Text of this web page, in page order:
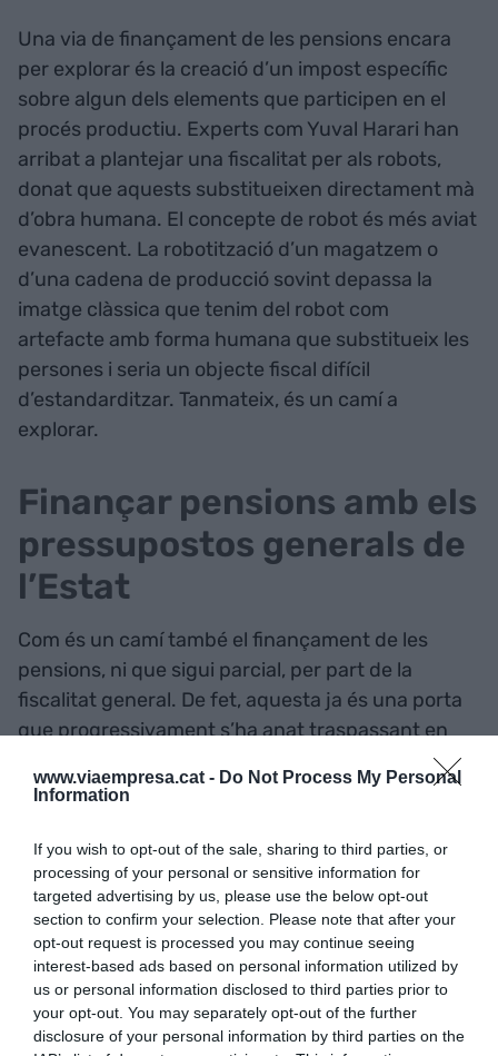
www.viaempresa.cat - Do Not Process My Personal
Information
If you wish to opt-out of the sale, sharing to third parties, or
processing of your personal or sensitive information for
targeted advertising by us, please use the below opt-out
section to confirm your selection. Please note that after your
opt-out request is processed you may continue seeing
interest-based ads based on personal information utilized by
us or personal information disclosed to third parties prior to
your opt-out. You may separately opt-out of the further
disclosure of your personal information by third parties on the
Una via de finançament de les pensions encara
per explorar és la creació d’un impost específic
sobre algun dels elements que participen en el
procés productiu. Experts com Yuval Harari han
arribat a plantejar una fiscalitat per als robots,
donat que aquests substitueixen directament mà
d’obra humana. El concepte de robot és més aviat
evanescent. La robotització d’un magatzem o
d’una cadena de producció sovint depassa la
imatge clàssica que tenim del robot com
artefacte amb forma humana que substitueix les
persones i seria un objecte fiscal difícil
d’estandarditzar. Tanmateix, és un camí a
explorar.
Finançar pensions amb els
pressupostos generals de
l’Estat
Com és un camí també el finançament de les
pensions, ni que sigui parcial, per part de la
fiscalitat general. De fet, aquesta ja és una porta
que progressivament s’ha anat traspassant en
aquelles prestacions que no arriben a la pensió
mínima establerta i que es complementen perquè
no contributives. L’altre àmbit on s’està en camí
de finançar a través de la fiscalitat general són les
exempcions i rebaixes de què gaudeix la
contractació de determinats col·lectius -sobretot
joves, aturats de llarga durada, nous
emprenedors o discapacitats- amb l’objectiu de
facilitar-ne l’entrada, el retorn al mercat de treball